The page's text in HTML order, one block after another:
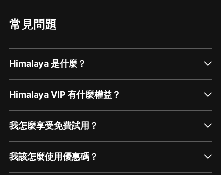
常見問題
Himalaya 是什麼？
Himalaya VIP 有什麼權益？
我怎麼享受免費試用？
我該怎麼使用優惠碼？